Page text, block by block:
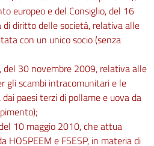
europeo e del Consiglio, del 16
diritto delle società, relativa alle
con un unico socio (senza
30 novembre 2009, relativa alle
gli scambi intracomunitari e le
paesi terzi di pollame e uova da
10 maggio 2010, che attua
HOSPEEM e FSESP, in materia di